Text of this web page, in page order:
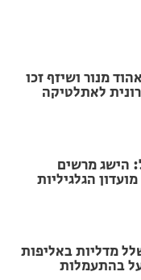
מנור ושיזף זכו
לאתלטיקה
הישג מרשים
הגלגיליות
מדליות באליפות
בהתעמלות